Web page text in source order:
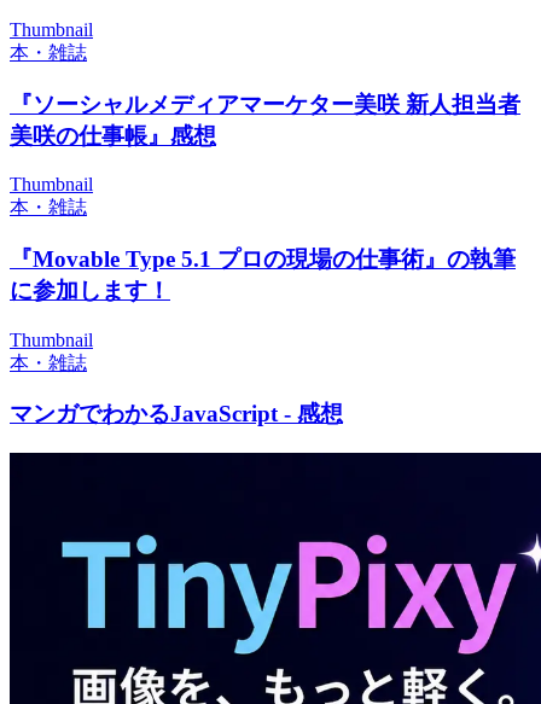
Thumbnail
本・雑誌
『ソーシャルメディアマーケター美咲 新人担当者
美咲の仕事帳』感想
Thumbnail
本・雑誌
『Movable Type 5.1 プロの現場の仕事術』の執筆
に参加します！
Thumbnail
本・雑誌
マンガでわかるJavaScript - 感想